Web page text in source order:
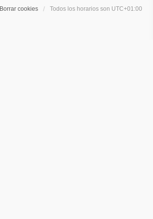
Borrar cookies Todos los horarios son UTC+01:00